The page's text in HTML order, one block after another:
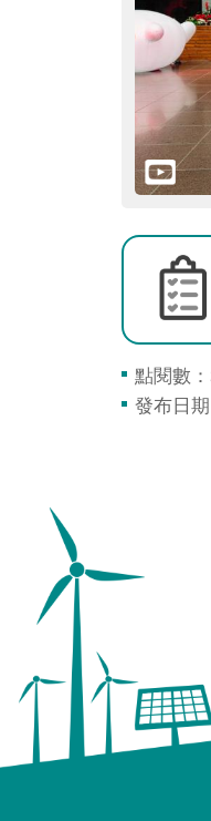
點閱數：
發布日